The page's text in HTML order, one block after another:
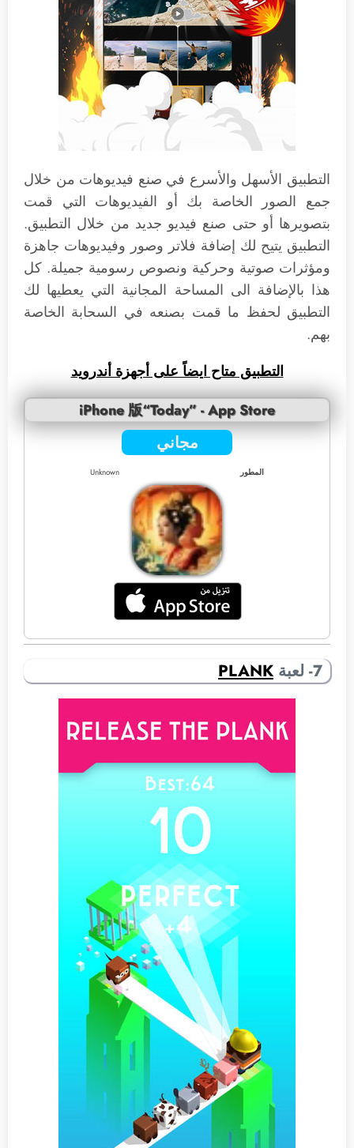
التطبيق الأسهل والأسرع في صنع فيديوهات من خلال
جمع الصور الخاصة بك أو الفيديوهات التي قمت
بتصويرها أو حتى صنع فيديو جديد من خلال التطبيق.
التطبيق يتيح لك إضافة فلاتر وصور وفيديوهات جاهزة
ومؤثرات صوتية وحركية ونصوص رسومية جميلة. كل
هذا بالإضافة الى المساحة المجانية التي يعطيها لك
التطبيق لحفظ ما قمت بصنعه في السحابة الخاصة
بهم.
التطبيق متاح ايضاً على أجهزة أندرويد
iPhone 版“Today” - App Store
مجاني
المطور Unknown
7- لعبة PLANK